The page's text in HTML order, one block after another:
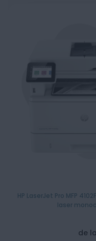
HP LaserJet Pro MFP
laser
de